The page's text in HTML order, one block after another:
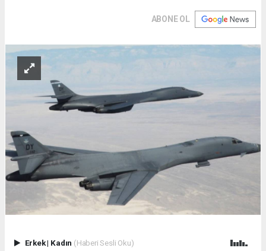
ABONE OL
Erkek| Kadın (Haberi Sesli Oku)